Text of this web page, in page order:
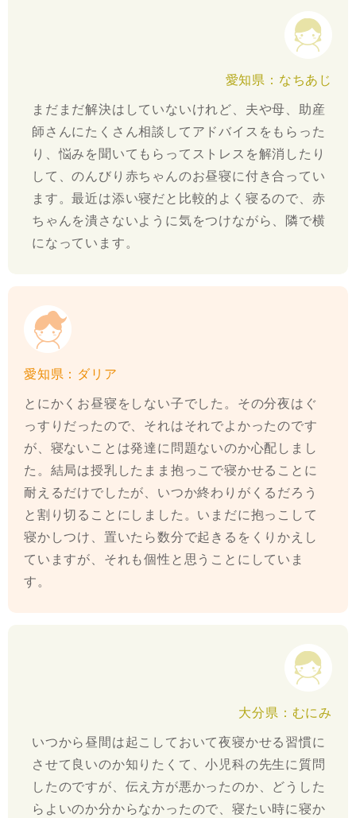
愛知県：なちあじ
まだまだ解決はしていないけれど、夫や母、助産
師さんにたくさん相談してアドバイスをもらった
り、悩みを聞いてもらってストレスを解消したり
して、のんびり赤ちゃんのお昼寝に付き合ってい
ます。最近は添い寝だと比較的よく寝るので、赤
ちゃんを潰さないように気をつけながら、隣で横
になっています。
愛知県：ダリア
とにかくお昼寝をしない子でした。その分夜はぐ
っすりだったので、それはそれでよかったのです
が、寝ないことは発達に問題ないのか心配しまし
た。結局は授乳したまま抱っこで寝かせることに
耐えるだけでしたが、いつか終わりがくるだろう
と割り切ることにしました。いまだに抱っこして
寝かしつけ、置いたら数分で起きるをくりかえし
ていますが、それも個性と思うことにしていま
す。
大分県：むにみ
いつから昼間は起こしておいて夜寝かせる習慣に
させて良いのか知りたくて、小児科の先生に質問
したのですが、伝え方が悪かったのか、どうした
らよいのか分からなかったので、寝たい時に寝か